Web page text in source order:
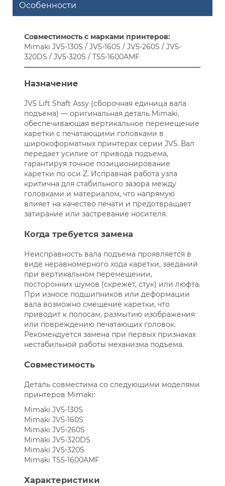
Особенности
Совместимость с марками принтеров:
Mimaki JV5-130S / JV5-160S / JV5-260S / JV5-
320DS / JV5-320S / TS5-1600AMF
Назначение
JV5 Lift Shaft Assy (сборочная единица вала
подъема) — оригинальная деталь Mimaki,
обеспечивающая вертикальное перемещение
каретки с печатающими головками в
широкоформатных принтерах серии JV5. Вал
передает усилие от привода подъема,
гарантируя точное позиционирование
каретки по оси Z. Исправная работа узла
критична для стабильного зазора между
головками и материалом, что напрямую
влияет на качество печати и предотвращает
затирание или застревание носителя.
Когда требуется замена
Неисправность вала подъема проявляется в
виде неравномерного хода каретки, заеданий
при вертикальном перемещении,
посторонних шумов (скрежет, стук) или люфта.
При износе подшипников или деформации
вала возможно смещение каретки, что
приводит к полосам, размытию изображения
или повреждению печатающих головок.
Рекомендуется замена при первых признаках
нестабильной работы механизма подъема.
Совместимость
Деталь совместима со следующими моделями
принтеров Mimaki:
Mimaki JV5-130S
Mimaki JV5-160S
Mimaki JV5-260S
Mimaki JV5-320DS
Mimaki JV5-320S
Mimaki TS5-1600AMF
Характеристики